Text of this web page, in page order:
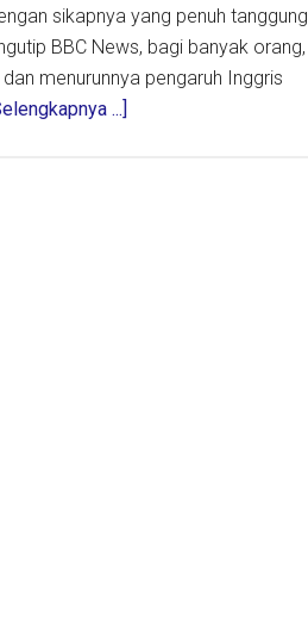
sikapnya yang penuh tanggung
BBC News, bagi banyak orang,
menurunnya pengaruh Inggris
...]